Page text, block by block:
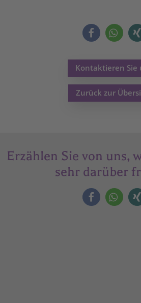
Kontaktieren Sie
Zurück zur
Erzählen Sie von uns,
sehr darüber